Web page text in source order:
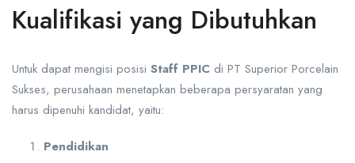
Kualifikasi yang Dibutuhkan
Untuk dapat mengisi posisi Staff PPIC di PT Superior Porcelain
Sukses, perusahaan menetapkan beberapa persyaratan yang
harus dipenuhi kandidat, yaitu:
Pendidikan